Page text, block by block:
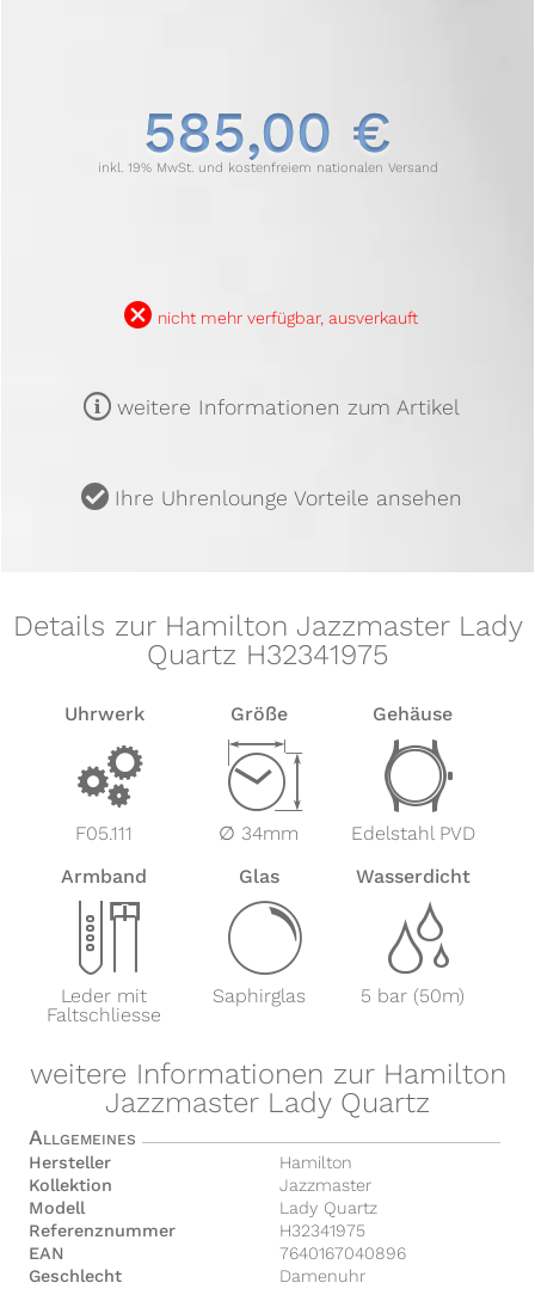
585,00 €
inkl. 19% MwSt. und kostenfreiem nationalen Versand
B nicht mehr verfügbar, ausverkauft
m weitere Informationen zum Artikel
u Ihre Uhrenlounge Vorteile ansehen
Details zur Hamilton Jazzmaster Lady
Quartz H32341975
Uhrwerk
v
F05.111
Größe
Z
∅ 34mm
Gehäuse
w
Edelstahl PVD
Armband
x
Leder mit
Faltschliesse
Glas
y
Saphirglas
Wasserdicht
z
5 bar (50m)
weitere Informationen zur Hamilton
Jazzmaster Lady Quartz
Allgemeines
Hersteller
Hamilton
Kollektion
Jazzmaster
Modell
Lady Quartz
Referenznummer
H32341975
EAN
7640167040896
Geschlecht
Damenuhr